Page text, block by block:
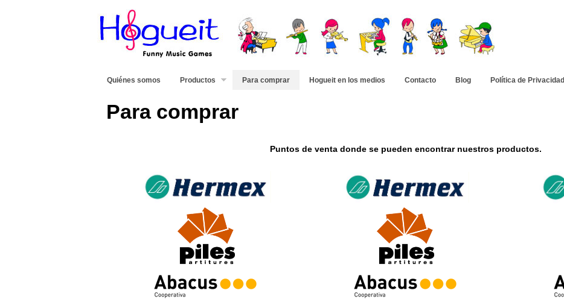
Quiénes somos Productos Para comprar Hogueit en los medios Contacto Blog Política de Privacidad
Para comprar
Puntos de venta donde se pueden encontrar nuestros productos.